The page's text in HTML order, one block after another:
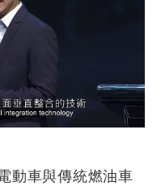
動車與傳統燃油車